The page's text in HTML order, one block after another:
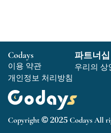
Copyright © 2025 Codays All
Codays
이용 약관
개인정보 처리방침
파트너십
우리의 상